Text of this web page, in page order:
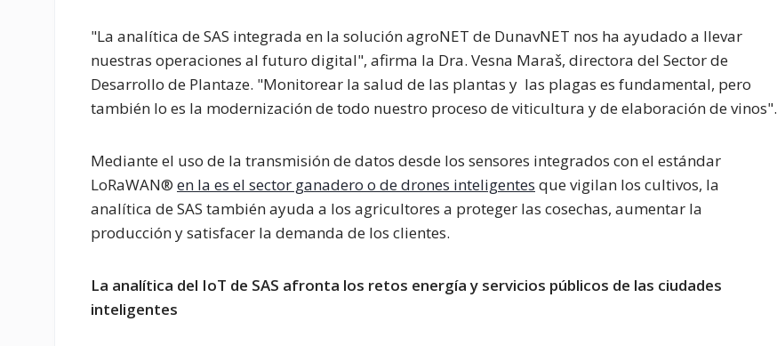
"La analítica de SAS integrada en la solución agroNET de DunavNET nos ha ayudado a llevar
nuestras operaciones al futuro digital", afirma la Dra. Vesna Maraš, directora del Sector de
Desarrollo de Plantaze. "Monitorear la salud de las plantas y las plagas es fundamental, pero
también lo es la modernización de todo nuestro proceso de viticultura y de elaboración de vinos".
Mediante el uso de la transmisión de datos desde los sensores integrados con el estándar
LoRaWAN® en la es el sector ganadero o de drones inteligentes que vigilan los cultivos, la
analítica de SAS también ayuda a los agricultores a proteger las cosechas, aumentar la
producción y satisfacer la demanda de los clientes.
La analítica del IoT de SAS afronta los retos energía y servicios públicos de las ciudades
inteligentes